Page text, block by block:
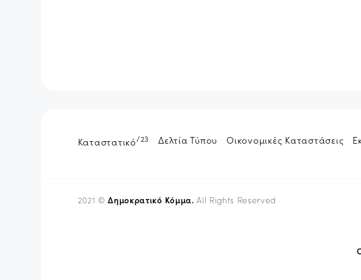
Καταστατικό/23 Δελτία Τύπου Οικονομικές Καταστάσεις
2021 ©Δημοκρατικό Κόμμα. All Rights Reserved